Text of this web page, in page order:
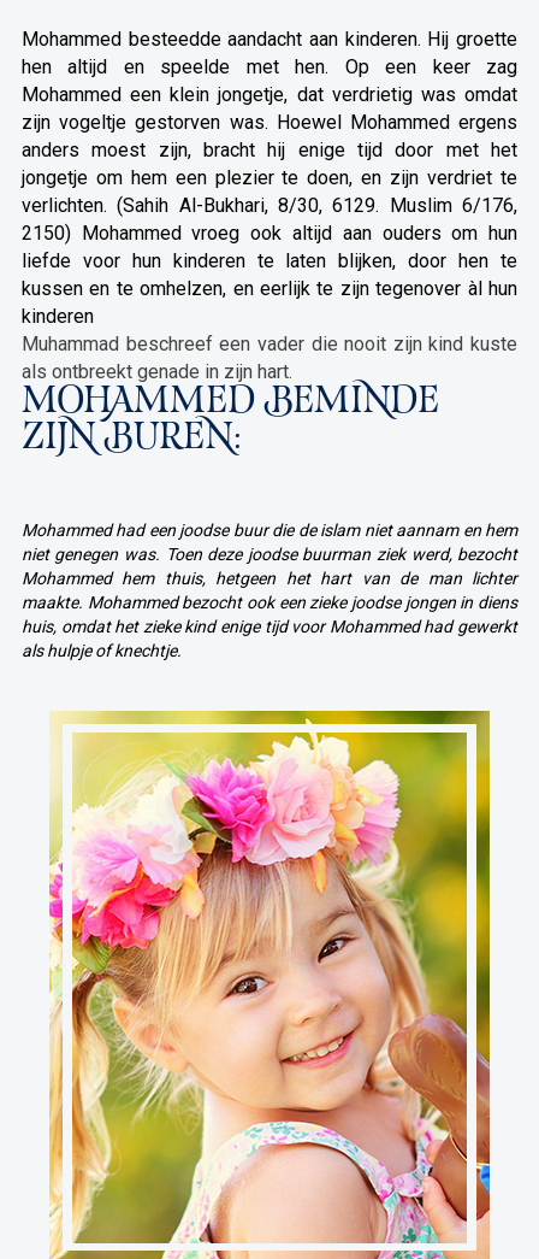
Mohammed besteedde aandacht aan kinderen. Hij groette
hen altijd en speelde met hen. Op een keer zag
Mohammed een klein jongetje, dat verdrietig was omdat
zijn vogeltje gestorven was. Hoewel Mohammed ergens
anders moest zijn, bracht hij enige tijd door met het
jongetje om hem een plezier te doen, en zijn verdriet te
verlichten. (Sahih Al-Bukhari, 8/30, 6129. Muslim 6/176,
2150) Mohammed vroeg ook altijd aan ouders om hun
liefde voor hun kinderen te laten blijken, door hen te
kussen en te omhelzen, en eerlijk te zijn tegenover àl hun
kinderen
Muhammad beschreef een vader die nooit zijn kind kuste
als ontbreekt genade in zijn hart.
MOHAMMED BEMINDE
ZIJN BUREN:
Mohammed had een joodse buur die de islam niet aannam en hem
niet genegen was. Toen deze joodse buurman ziek werd, bezocht
Mohammed hem thuis, hetgeen het hart van de man lichter
maakte. Mohammed bezocht ook een zieke joodse jongen in diens
huis, omdat het zieke kind enige tijd voor Mohammed had gewerkt
als hulpje of knechtje.